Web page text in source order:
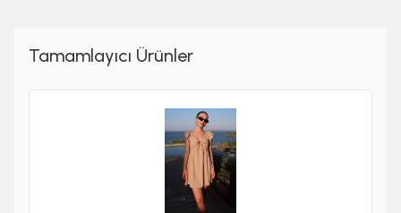
Tamamlayıcı Ürünler